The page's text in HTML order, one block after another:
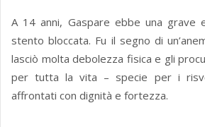
A 14 anni, Gaspare ebbe una grave
stento bloccata. Fu il segno di
lasciò molta debolezza fisica e gli
per tutta la vita – specie per i
affrontati con dignità e fortezza.